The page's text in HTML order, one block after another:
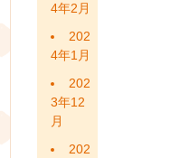
4年2月
202
4年1月
202
3年12
月
202